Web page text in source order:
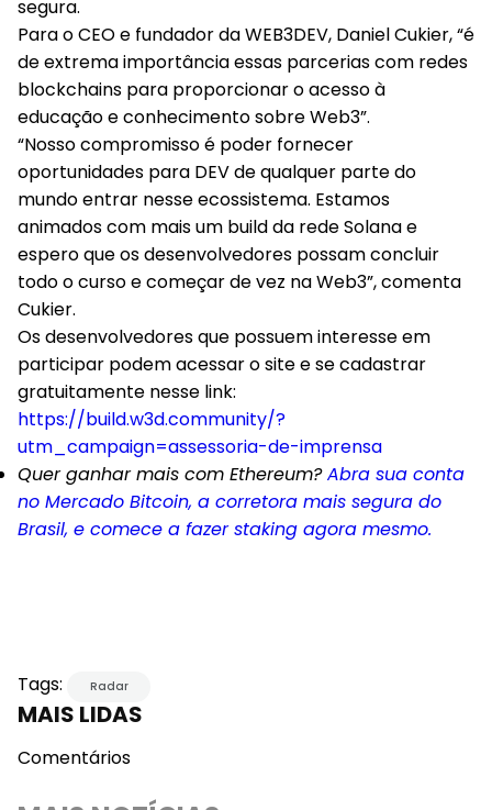
segura.
Para o CEO e fundador da WEB3DEV, Daniel Cukier, “é
de extrema importância essas parcerias com redes
blockchains para proporcionar o acesso à
educação e conhecimento sobre Web3”.
“Nosso compromisso é poder fornecer
oportunidades para DEV de qualquer parte do
mundo entrar nesse ecossistema. Estamos
animados com mais um build da rede Solana e
espero que os desenvolvedores possam concluir
todo o curso e começar de vez na Web3”, comenta
Cukier.
Os desenvolvedores que possuem interesse em
participar podem acessar o site e se cadastrar
gratuitamente nesse link:
https://build.w3d.community/?
utm_campaign=assessoria-de-imprensa
Quer ganhar mais com Ethereum?Abra sua conta
no Mercado Bitcoin, a corretora mais segura do
Brasil, e comece a fazer staking agora mesmo.
Tags: Radar
MAIS LIDAS
Comentários